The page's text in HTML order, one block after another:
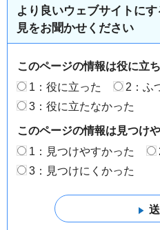
より良いウェブサイトに
見をお聞かせください
このページの情報は役に立
1：役に立った
2：ふ
3：役に立たなかった
このページの情報は見つけ
1：見つけやすかった
3：見つけにくかった